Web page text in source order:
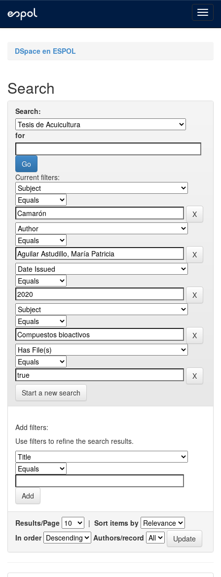
navigationDSpace en ESPOL
Search
Search:
for
Current filters:
Start a new search
Add filters:
Use filters to refine the search results.
Results/Page | Sort items by
In order
Authors/record